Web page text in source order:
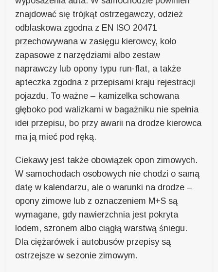
znajdować się trójkąt ostrzegawczy, odzież
odblaskowa zgodna z EN ISO 20471
przechowywana w zasięgu kierowcy, koło
zapasowe z narzędziami albo zestaw
naprawczy lub opony typu run-flat, a także
apteczka zgodna z przepisami kraju rejestracji
pojazdu. To ważne – kamizelka schowana
głęboko pod walizkami w bagażniku nie spełnia
idei przepisu, bo przy awarii na drodze kierowca
ma ją mieć pod ręką.
Ciekawy jest także obowiązek opon zimowych.
W samochodach osobowych nie chodzi o samą
datę w kalendarzu, ale o warunki na drodze –
opony zimowe lub z oznaczeniem M+S są
wymagane, gdy nawierzchnia jest pokryta
lodem, szronem albo ciągłą warstwą śniegu.
Dla ciężarówek i autobusów przepisy są
ostrzejsze w sezonie zimowym.